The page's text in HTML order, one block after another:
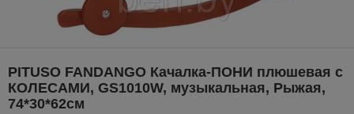
PITUSO FANDANGO Качалка-ПОНИ плюшевая с
КОЛЕСАМИ, GS1010W, музыкальная, Рыжая,
74*30*62см